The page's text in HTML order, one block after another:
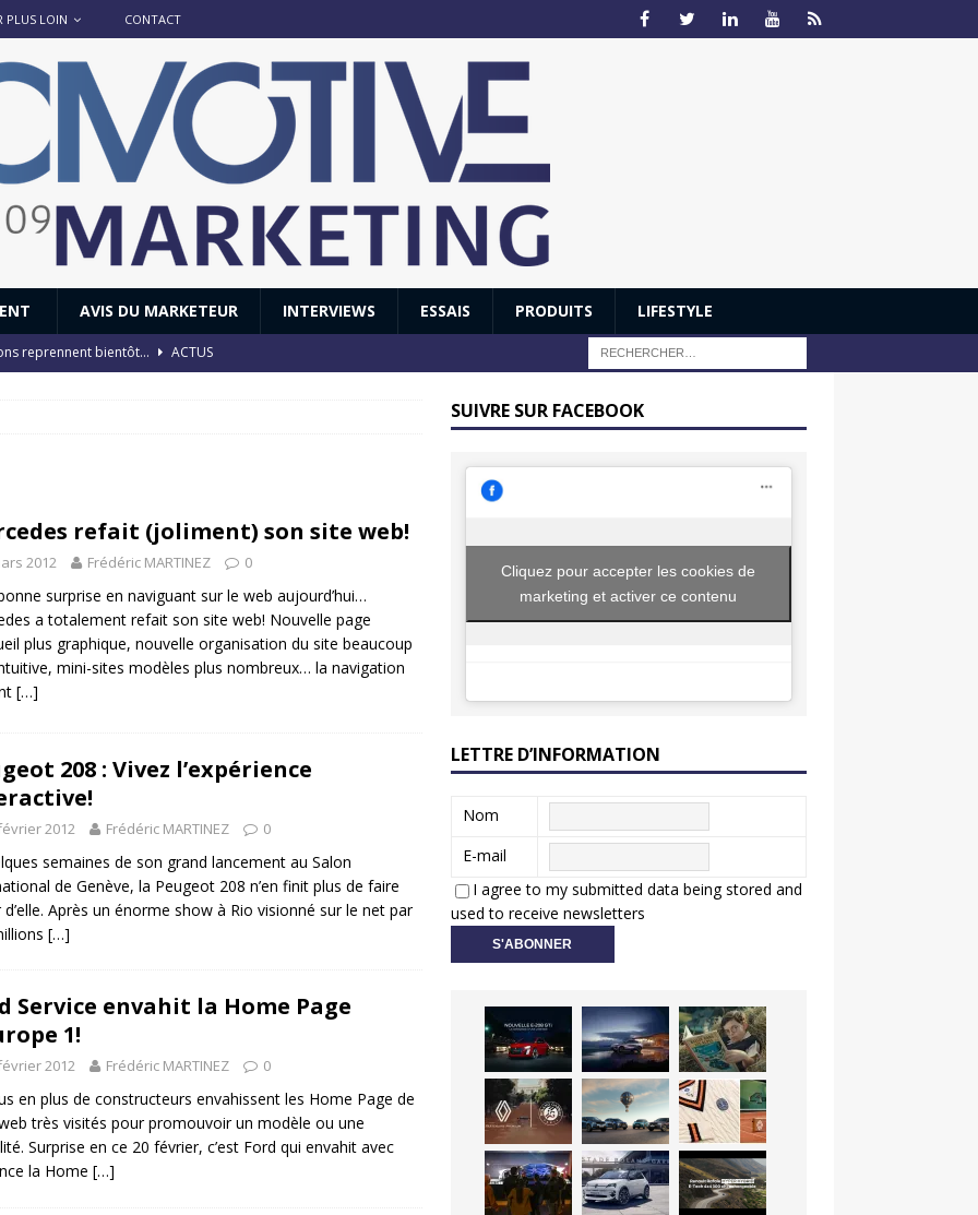
PLUS LOIN CONTACT
AVIS DU MARKETEUR INTERVIEWS ESSAIS PRODUITS LIFESTYLE
reprennent bientôt…
ACTUS
: Honda dévoile un spot publicitaire… confiné! ACTUS
refait (joliment) son site web!
2012 Frédéric MARTINEZ 0
surprise en naviguant sur le web aujourd’hui…
a totalement refait son site web! Nouvelle page
plus graphique, nouvelle organisation du site beaucoup
mini-sites modèles plus nombreux… la navigation
[…]
208 : Vivez l’expérience
2012 Frédéric MARTINEZ 0
semaines de son grand lancement au Salon
de Genève, la Peugeot 208 n’en finit plus de faire
d’elle. Après un énorme show à Rio visionné sur le net par
[…]
Service envahit la Home Page
1!
2012 Frédéric MARTINEZ 0
en plus de constructeurs envahissent les Home Page de
très visités pour promouvoir un modèle ou une
Surprise en ce 20 février, c’est Ford qui envahit avec
la Home […]
SUIVRE SUR FACEBOOK
Cliquez pour accepter les cookies de
marketing et activer ce contenu
LETTRE D’INFORMATION
Nom
E-mail
I agree to my submitted data being stored and
used to receive newsletters